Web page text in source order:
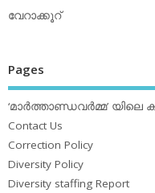
വേറാക്കൂറ്
Pages
‘മാര്‍ത്താണ്ഡവര്‍മ്മ’
Contact Us
Correction Policy
Diversity Policy
Diversity staffing Report